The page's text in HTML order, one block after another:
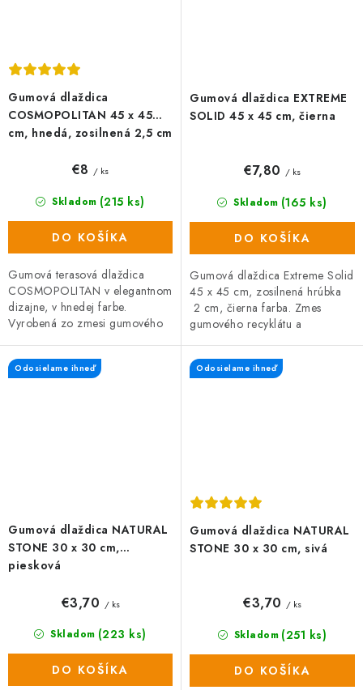
Gumová dlaždica
COSMOPOLITAN 45 x 45
cm, hnedá, zosilnená 2,5 cm
Skladom (215 ks)
€8 / ks
DO KOŠÍKA
Gumová terasová dlaždica
COSMOPOLITAN v elegantnom
dizajne, v hnedej farbe.
Vyrobená zo zmesi gumového
zaručuje vysokú odolnosť a
dlhú...
Gumová dlaždica EXTREME
SOLID 45 x 45 cm, čierna
Skladom (165 ks)
€7,80 / ks
DO KOŠÍKA
Gumová dlaždica Extreme Solid
45 x 45 cm, zosilnená hrúbka
2 cm, čierna farba. Zmes
gumového recyklátu a
recyklované materiály) s dlhou
životnosťou a...
Gumová dlaždica NATURAL
STONE 30 x 30 cm,
piesková
Odosielame ihneď
Skladom (223 ks)
€3,70 / ks
DO KOŠÍKA
Gumová dlaždica NATURAL
STONE 30 x 30 cm, sivá
Odosielame ihneď
Skladom (251 ks)
€3,70 / ks
DO KOŠÍKA